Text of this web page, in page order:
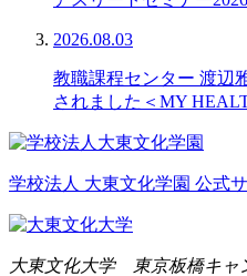
2026.08.03
教職課程センター 渡辺
されました＜MY
学校法人 大東文化学園 公式
大東文化大学 東京板橋キャ